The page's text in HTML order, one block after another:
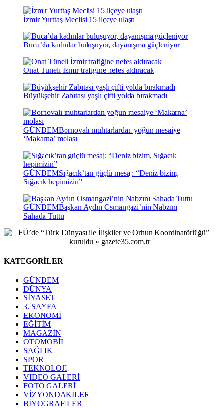
İzmir Yurttaş Meclisi 15 ilçeye ulaştı
Buca’da kadınlar buluşuyor, dayanışma güçleniyor
Onat Tüneli İzmir trafiğine nefes aldıracak
Büyükşehir Zabıtası yaşlı çifti yolda bırakmadı
GÜNDEMBornovalı muhtarlardan yoğun mesaiye
‘Makarna’ molası
GÜNDEMSığacık’tan güçlü mesaj: “Deniz bizim,
Sığacık hepimizin”
GÜNDEMBaşkan Aydın Osmangazi’nin Nabzını
Sahada Tuttu
KATEGORİLER
GÜNDEM
DÜNYA
SİYASET
3. SAYFA
EKONOMİ
EĞİTİM
MAGAZİN
OTOMOBİL
SAĞLIK
SPOR
TEKNOLOJİ
VIDEO GALERİ
FOTO GALERİ
VİZYONDAKİLER
BİYOGRAFİLER